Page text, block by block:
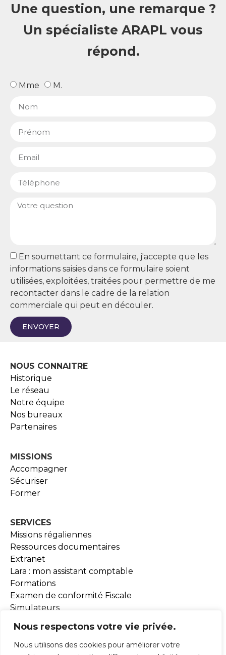
Nous respectons votre vie privée.
Nous utilisons des cookies pour améliorer votre
Une question, une remarque ?
Un spécialiste ARAPL vous
répond.
Mme M.
En soumettant ce formulaire, j'accepte que les
informations saisies dans ce formulaire soient
utilisées, exploitées, traitées pour permettre de me
recontacter dans le cadre de la relation
commerciale qui peut en découler.
ENVOYER
NOUS CONNAITRE
Historique
Le réseau
Notre équipe
Nos bureaux
Partenaires
MISSIONS
Accompagner
Sécuriser
Former
SERVICES
Missions régaliennes
Ressources documentaires
Extranet
Lara : mon assistant comptable
Formations
Examen de conformité Fiscale
Simulateurs
ADHESION